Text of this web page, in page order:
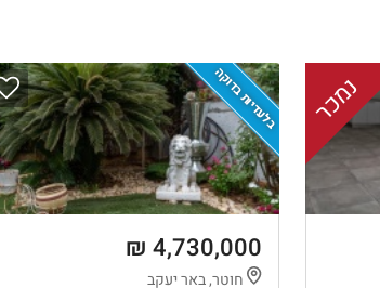
נמכר בלעדיות בדוקה
4,730,000 ₪
חוטר, באר יעקב